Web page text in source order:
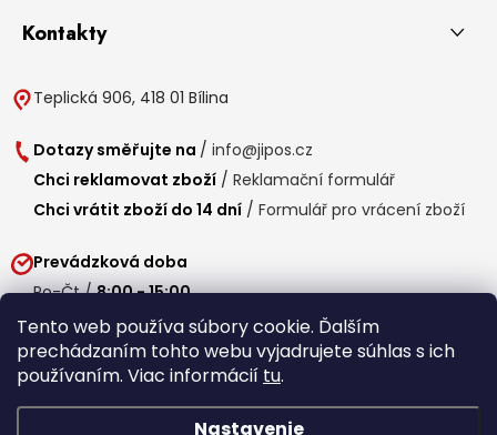
Tento web používa súbory cookie. Ďalším
prechádzaním tohto webu vyjadrujete súhlas s ich
používaním. Viac informácií tu.
Nastavenie
Kontakty
Teplická 906, 418 01 Bílina
Dotazy směřujte na / info@jipos.cz
Chci reklamovat zboží / Reklamační formulář
Chci vrátit zboží do 14 dní / Formulář pro vrácení zboží
Prevádzková doba
Po-Čt /8:00 - 15:00
Pá / 7:30 - 14:30
Obedňajšia prestávka /11:00 - 11:30